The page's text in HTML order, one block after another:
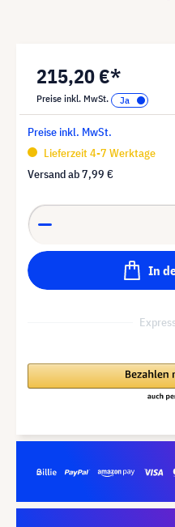
215,20 €*
Preise inkl. MwSt.
Preise inkl. MwSt.
Lieferzeit 4-7 Werktage
Versand ab7,99 €
In